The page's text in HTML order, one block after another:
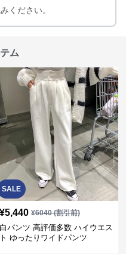
ください。
ム
SALE
¥5,440 ¥6040(割引前)
白パンツ 高評価多数 ハイウエス
ト ゆったりワイドパンツ